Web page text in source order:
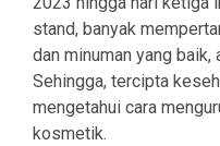
stand, banyak
dan minuman yang baik,
Sehingga, tercipta
mengetahui cara
kosmetik.